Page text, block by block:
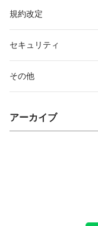
規約改定
セキュリティ
その他
アーカイブ